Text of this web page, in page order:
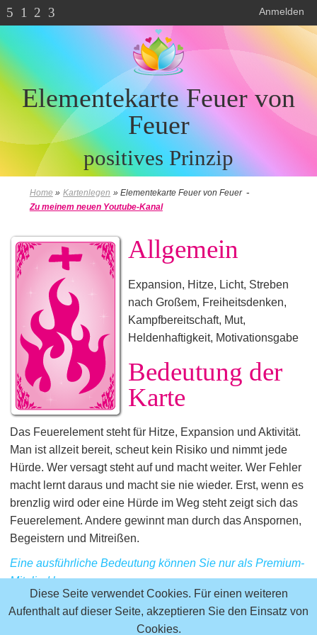
Diese Seite verwendet Cookies. Für einen weiteren
Aufenthalt auf dieser Seite, akzeptieren Sie den Einsatz von
Cookies.
5 1 2 3 Anmelden
Elementekarte Feuer von
Feuer
positives Prinzip
Home » Kartenlegen » Elementekarte Feuer von Feuer -
Zu meinem neuen Youtube-Kanal
Allgemein
Expansion, Hitze, Licht, Streben
nach Großem, Freiheitsdenken,
Kampfbereitschaft, Mut,
Heldenhaftigkeit, Motivationsgabe
Bedeutung der
Karte
Das Feuerelement steht für Hitze, Expansion und Aktivität.
Man ist allzeit bereit, scheut kein Risiko und nimmt jede
Hürde. Wer versagt steht auf und macht weiter. Wer Fehler
macht lernt daraus und macht sie nie wieder. Erst, wenn es
brenzlig wird oder eine Hürde im Weg steht zeigt sich das
Feuerelement. Andere gewinnt man durch das Anspornen,
Begeistern und Mitreißen.
Eine ausführliche Bedeutung können Sie nur als Premium-
Mitglied lesen.
zurück zur Übersicht aller 36 Elementekarten